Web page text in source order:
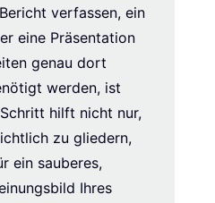
verfassen, ein
eine Präsentation
genau dort
werden, ist
hilft nicht nur,
zu gliedern,
ein sauberes,
Ihres